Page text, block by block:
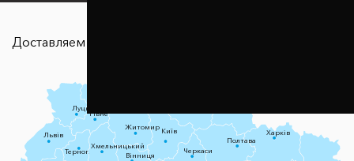
Доставляем в любую точку страны
Луцьк
Київ
Житомир
Тернопіль
Рівне
Львів Харків
Полтава
Черкаси
Вінниця
Хмельницький